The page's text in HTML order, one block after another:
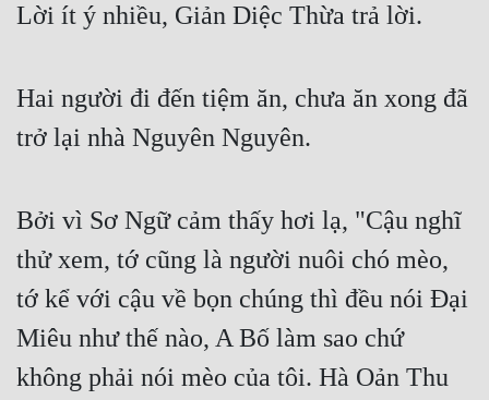
Lời ít ý nhiều, Giản Diệc Thừa trả lời.
Hai người đi đến tiệm ăn, chưa ăn xong đã
trở lại nhà Nguyên Nguyên.
Bởi vì Sơ Ngữ cảm thấy hơi lạ, "Cậu nghĩ
thử xem, tớ cũng là người nuôi chó mèo,
tớ kể với cậu về bọn chúng thì đều nói Đại
Miêu như thế nào, A Bố làm sao chứ
không phải nói mèo của tôi. Hà Oản Thu